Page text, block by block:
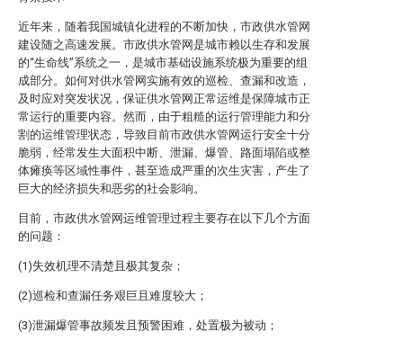
近年来，随着我国城镇化进程的不断加快，市政供水管网
建设随之高速发展。市政供水管网是城市赖以生存和发展
的“生命线”系统之一，是城市基础设施系统极为重要的组
成部分。如何对供水管网实施有效的巡检、查漏和改造，
及时应对突发状况，保证供水管网正常运维是保障城市正
常运行的重要内容。然而，由于粗糙的运行管理能力和分
割的运维管理状态，导致目前市政供水管网运行安全十分
脆弱，经常发生大面积中断、泄漏、爆管、路面塌陷或整
体瘫痪等区域性事件，甚至造成严重的次生灾害，产生了
巨大的经济损失和恶劣的社会影响。
目前，市政供水管网运维管理过程主要存在以下几个方面
的问题：
(1)失效机理不清楚且极其复杂；
(2)巡检和查漏任务艰巨且难度较大；
(3)泄漏爆管事故频发且预警困难，处置极为被动；